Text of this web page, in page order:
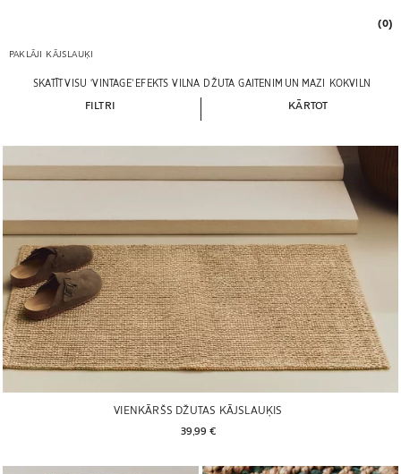
(0)
PAKLĀJI KĀJSLAUĶI
SKATĪT VISU ‘VINTAGE’ EFEKTS VILNA DŽUTA GAITENIM UN MAZI KOKVILNA
FILTRI KĀRTOT
VIENKĀRŠS DŽUTAS KĀJSLAUĶIS
39,99 €